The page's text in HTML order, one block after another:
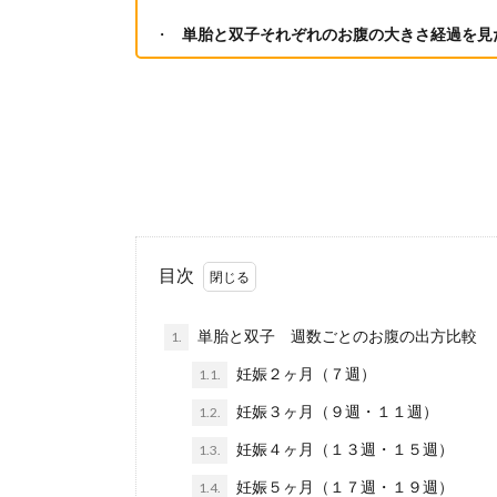
単胎と双子それぞれのお腹の大きさ経過を見
目次
1. 単胎と双子 週数ごとのお腹の出方比較
1.1. 妊娠２ヶ月（７週）
1.2. 妊娠３ヶ月（９週・１１週）
1.3. 妊娠４ヶ月（１３週・１５週）
1.4. 妊娠５ヶ月（１７週・１９週）